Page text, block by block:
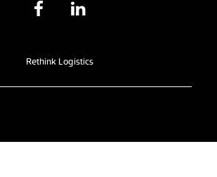
Rethink Logistics